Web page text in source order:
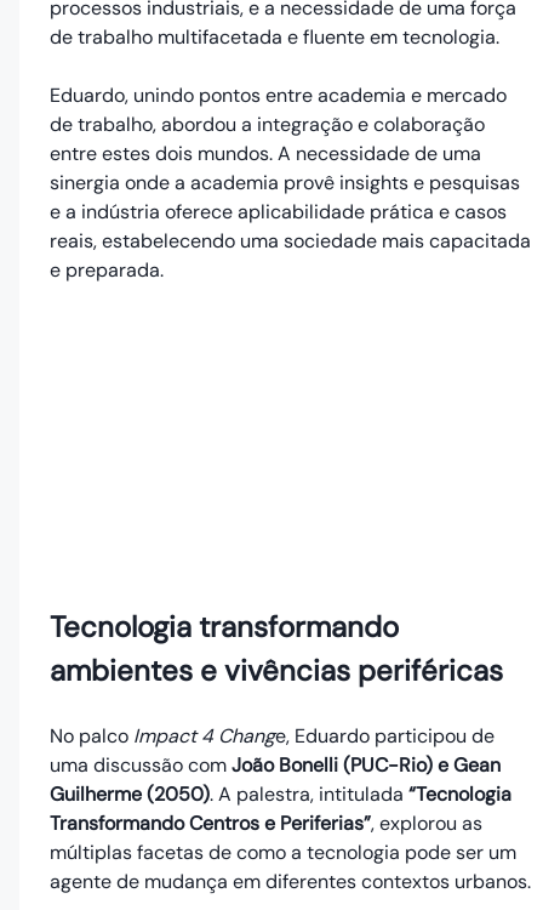
processos industriais, e a necessidade de uma força
de trabalho multifacetada e fluente em tecnologia.
Eduardo, unindo pontos entre academia e mercado
de trabalho, abordou a integração e colaboração
entre estes dois mundos. A necessidade de uma
sinergia onde a academia provê insights e pesquisas
e a indústria oferece aplicabilidade prática e casos
reais, estabelecendo uma sociedade mais capacitada
e preparada.
Tecnologia transformando
ambientes e vivências periféricas
No palco Impact 4 Change, Eduardo participou de
uma discussão comJoão Bonelli (PUC-Rio) e Gean
Guilherme (2050). A palestra, intitulada “Tecnologia
Transformando Centros e Periferias”, explorou as
múltiplas facetas de como a tecnologia pode ser um
agente de mudança em diferentes contextos urbanos.